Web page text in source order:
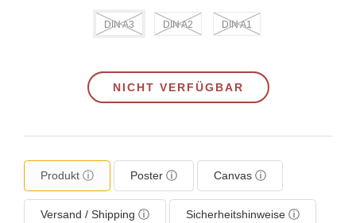
DIN A3 DIN A2 DIN A1
NICHT VERFÜGBAR
Produkt ⓘ Poster ⓘ Canvas ⓘ
Versand / Shipping ⓘ Sicherheitshinweise ⓘ